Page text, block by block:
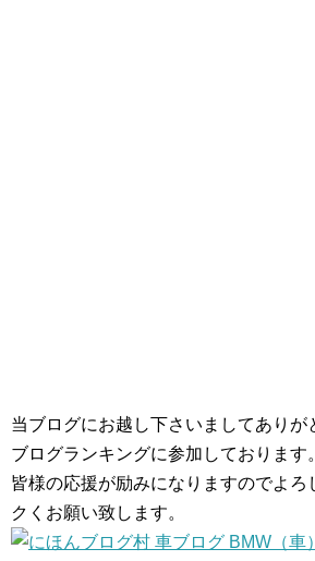
当ブログにお越し下さいましてありが
ブログランキングに参加しております。
皆様の応援が励みになりますのでよろ
クくお願い致します。